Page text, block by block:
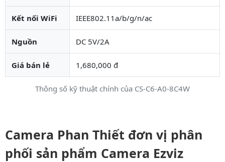
Thông số kỹ thuật chính của CS-C6-A0-8C4W
Kết nối WiFi IEEE802.11a/b/g/n/ac
Nguồn DC 5V/2A
Giá bán lẻ 1,680,000 đ
Camera Phan Thiết đơn vị phân
phối sản phẩm Camera Ezviz